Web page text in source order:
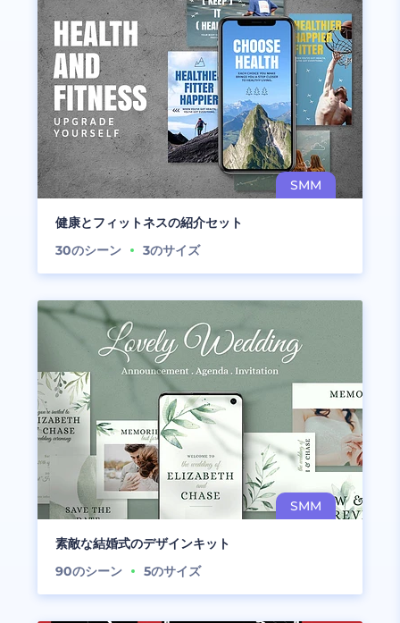
健康とフィットネスの紹介セット
30のシーン 3のサイズ
素敵な結婚式のデザインキット
90のシーン 5のサイズ